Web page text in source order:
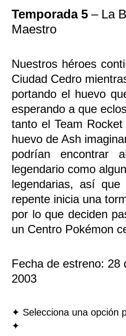
Temporada 5– La
Maestro
Nuestros héroes
Ciudad Cedro
portando el huevo
esperando a que
tanto el Team
huevo de Ash
podrían encontrar
legendario como
legendarias, así
repente inicia una
por lo que deciden
un Centro Pokémon
Fecha de estreno: 28
2003
✦ Selecciona una opción
✦